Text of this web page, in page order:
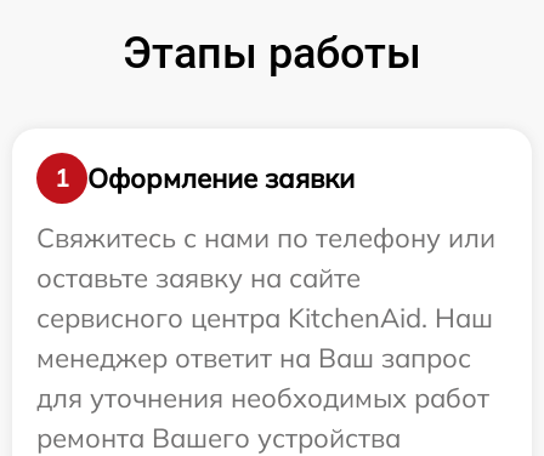
Этапы работы
1
Оформление заявки
Свяжитесь с нами по телефону или
оставьте заявку на сайте
сервисного центра KitchenAid. Наш
менеджер ответит на Ваш запрос
для уточнения необходимых работ
ремонта Вашего устройства